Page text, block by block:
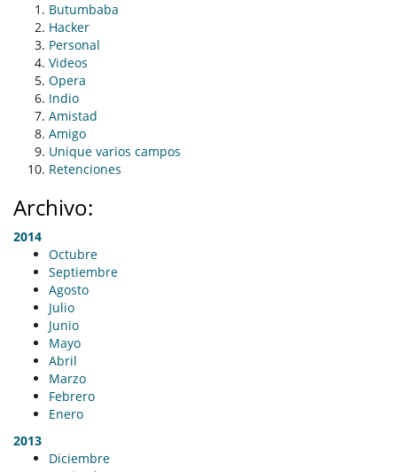
Butumbaba
Hacker
Personal
Videos
Opera
Indio
Amistad
Amigo
Unique varios campos
Retenciones
Archivo:
2014
Octubre
Septiembre
Agosto
Julio
Junio
Mayo
Abril
Marzo
Febrero
Enero
2013
Diciembre